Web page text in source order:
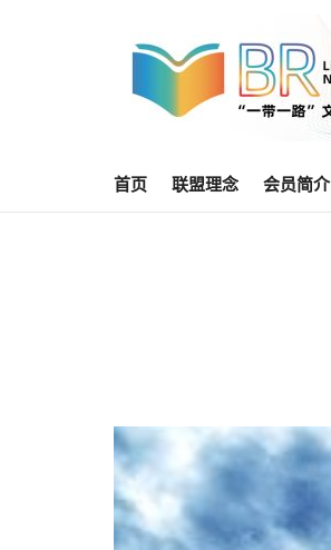
首页 联盟理念 会员简介